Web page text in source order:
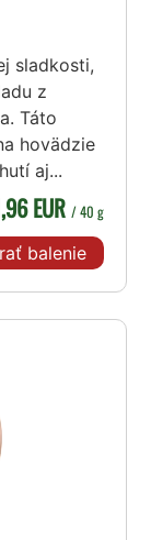
sladkosti,
z
Táto
hovädzie
aj...
EUR / 40 g
balenie